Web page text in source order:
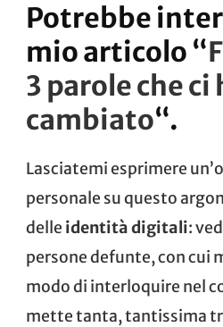
Potrebbe
mio articolo “
3 parole che ci
cambiato“.
Lasciatemi esprimere
personale su questo
delle identità digitali:
persone defunte, con cui
modo di interloquire nel
mette tanta, tantissima